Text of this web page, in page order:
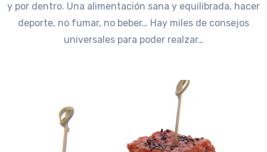
y por dentro. Una alimentación sana y equilibrada, hacer
deporte, no fumar, no beber… Hay miles de consejos
universales para poder realzar…